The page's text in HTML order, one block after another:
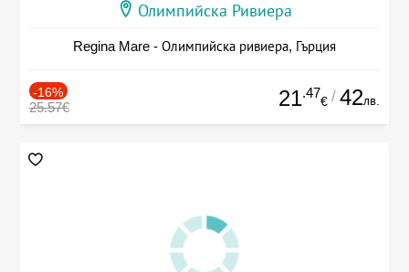
Олимпийска Ривиера
Regina Mare - Олимпийска ривиера, Гърция
-16%
25.57€ 21.47
€ / 42лв.